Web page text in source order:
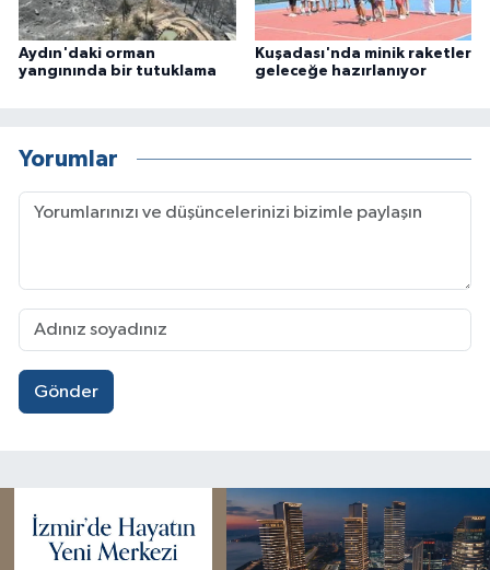
Aydın'daki orman
yangınında bir tutuklama
Kuşadası'nda minik raketler
geleceğe hazırlanıyor
Yorumlar
Gönder